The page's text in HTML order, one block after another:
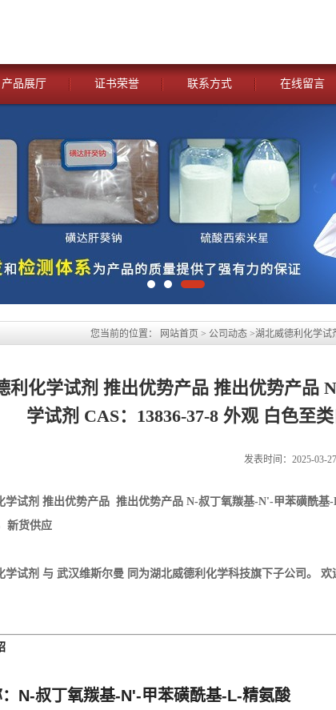
产品展厅 证书荣誉 联系方式 在线留言
您当前的位置： 网站首页 > 公司动态 >湖北威德利化学试
利化学试剂 推出优势产品 推出优势产品
学试剂 CAS：13836-37-8 外观 白色至
发表时间：2025-03-27
学试剂 推出优势产品 推出优势产品 N-叔丁氧羰基-N'-甲苯磺酰基
新货供应
学试剂 与 武汉维斯尔曼 同为湖北威德利化学科技旗下子公司。
N-叔丁氧羰基-N'-甲苯磺酰基-L-精氨酸